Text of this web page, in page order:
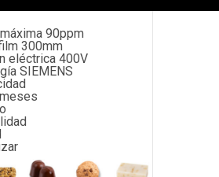
90ppm
300mm
eléctrica 400V
SIEMENS